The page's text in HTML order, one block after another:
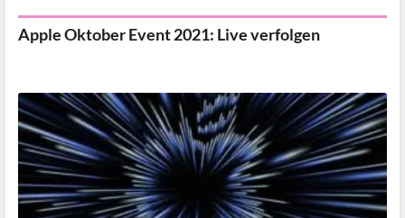
Apple Oktober Event 2021: Live verfolgen